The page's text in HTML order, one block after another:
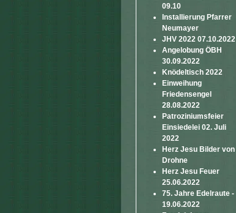
09.10
Installierung Pfarrer
Neumayer
JHV 2022 07.10.2022
Angelobung ÖBH
30.09.2022
Knödeltisch 2022
Einweihung
Friedensengel
28.08.2022
Patroziniumsfeier
Einsiedelei 02. Juli
2022
Herz Jesu Bilder von
Drohne
Herz Jesu Feuer
25.06.2022
75. Jahre Edelraute -
19.06.2022